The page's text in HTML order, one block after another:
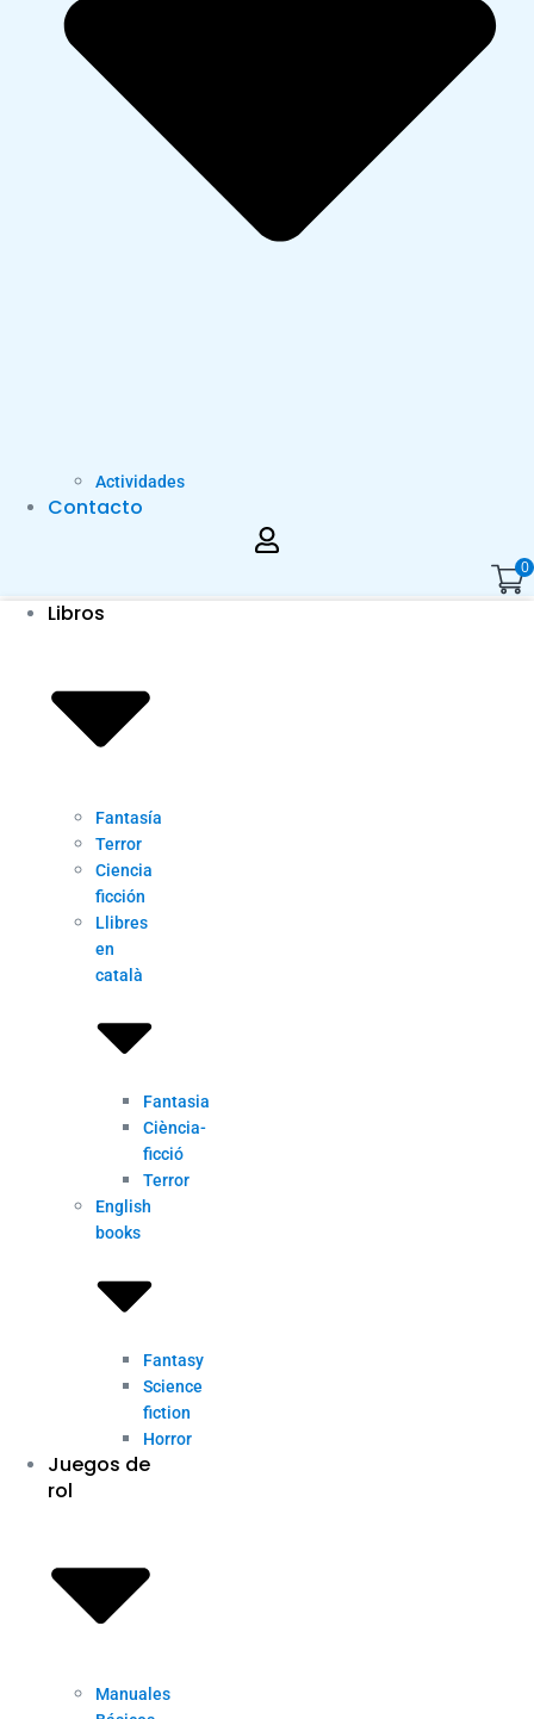
Actividades
Contacto
0
Libros
Fantasía
Terror
Ciencia
ficción
Llibres
en
català
Fantasia
Ciència-
ficció
Terror
English
books
Fantasy
Science
fiction
Horror
Juegos de
rol
Manuales